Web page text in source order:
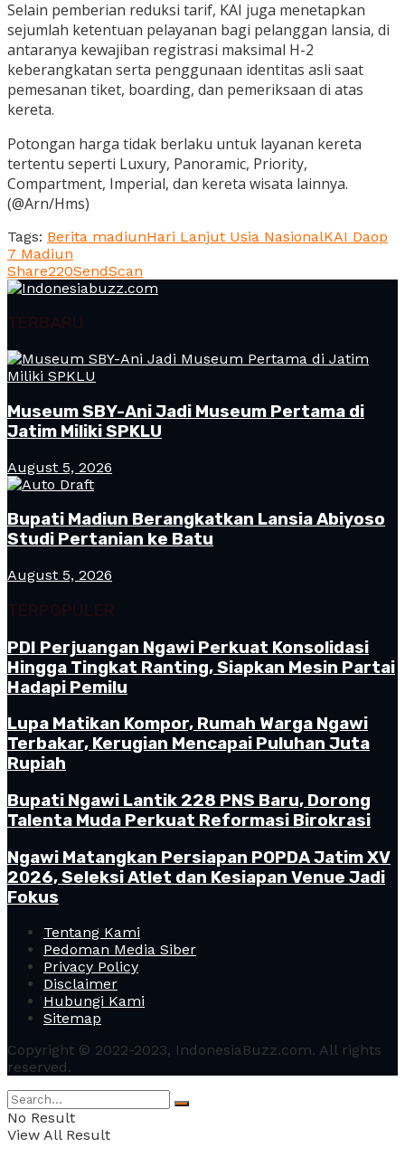
Selain pemberian reduksi tarif, KAI juga menetapkan
sejumlah ketentuan pelayanan bagi pelanggan lansia, di
antaranya kewajiban registrasi maksimal H-2
keberangkatan serta penggunaan identitas asli saat
pemesanan tiket, boarding, dan pemeriksaan di atas
kereta.
Potongan harga tidak berlaku untuk layanan kereta
tertentu seperti Luxury, Panoramic, Priority,
Compartment, Imperial, dan kereta wisata lainnya.
(@Arn/Hms)
Tags: Berita madiunHari Lanjut Usia NasionalKAI Daop
7 Madiun
Share220SendScan
TERBARU
Museum SBY-Ani Jadi Museum Pertama di
Jatim Miliki SPKLU
August 5, 2026
Bupati Madiun Berangkatkan Lansia Abiyoso
Studi Pertanian ke Batu
August 5, 2026
TERPOPULER
PDI Perjuangan Ngawi Perkuat Konsolidasi
Hingga Tingkat Ranting, Siapkan Mesin Partai
Hadapi Pemilu
Lupa Matikan Kompor, Rumah Warga Ngawi
Terbakar, Kerugian Mencapai Puluhan Juta
Rupiah
Bupati Ngawi Lantik 228 PNS Baru, Dorong
Talenta Muda Perkuat Reformasi Birokrasi
Ngawi Matangkan Persiapan POPDA Jatim XV
2026, Seleksi Atlet dan Kesiapan Venue Jadi
Fokus
Tentang Kami
Pedoman Media Siber
Privacy Policy
Disclaimer
Hubungi Kami
Sitemap
Copyright © 2022-2023, IndonesiaBuzz.com. All rights
reserved.
No Result
View All Result